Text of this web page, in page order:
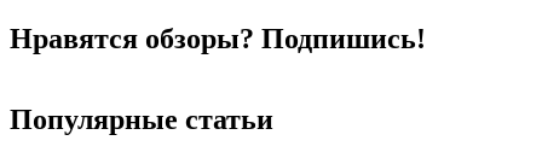
Нравятся обзоры? Подпишись!
Популярные статьи